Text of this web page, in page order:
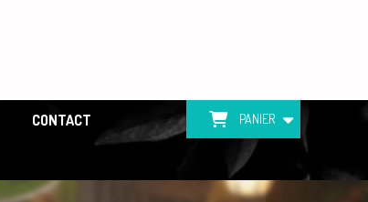
CONTACT PANIER